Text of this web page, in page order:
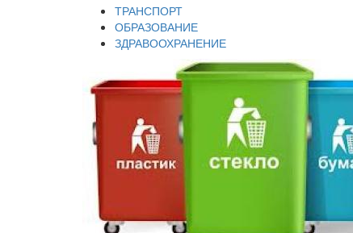
ТРАНСПОРТ
ОБРАЗОВАНИЕ
ЗДРАВООХРАНЕНИЕ